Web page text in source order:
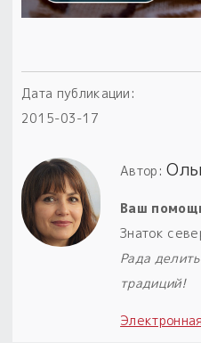
Дата публикации:
2015-03-17
Автор:
Ваш
Знаток
Рада
традиций!